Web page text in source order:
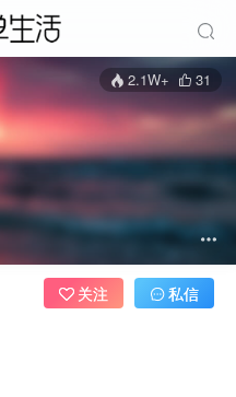
2.1W+ 31
关注 私信